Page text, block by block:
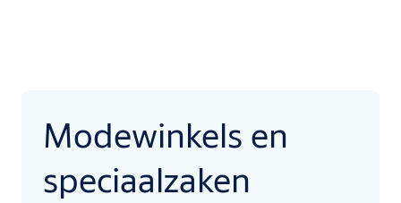
Modewinkels en
speciaalzaken